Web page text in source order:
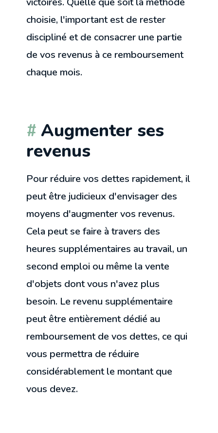
choisie, l'important est de rester
discipliné et de consacrer une partie
de vos revenus à ce remboursement
chaque mois.
Augmenter ses
revenus
Pour réduire vos dettes rapidement, il
peut être judicieux d'envisager des
moyens d'augmenter vos revenus.
Cela peut se faire à travers des
heures supplémentaires au travail, un
second emploi ou même la vente
d'objets dont vous n'avez plus
besoin. Le revenu supplémentaire
peut être entièrement dédié au
remboursement de vos dettes, ce qui
vous permettra de réduire
considérablement le montant que
vous devez.